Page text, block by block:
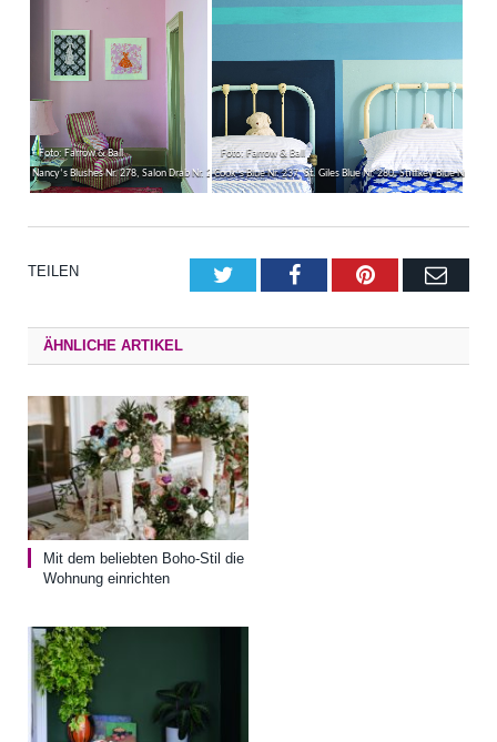
Foto: Farrow & Ball
Nancy‘s Blushes Nr. 278, Salon Drab Nr. 290
Foto: Farrow & Ball
Cook‘s Blue Nr. 237, St. Giles Blue Nr. 280, Stiffkey Blue Nr. 281,
TEILEN TwitterFacebookPinterestE-
ÄHNLICHE ARTIKEL
Mit dem beliebten Boho-Stil die
Wohnung einrichten